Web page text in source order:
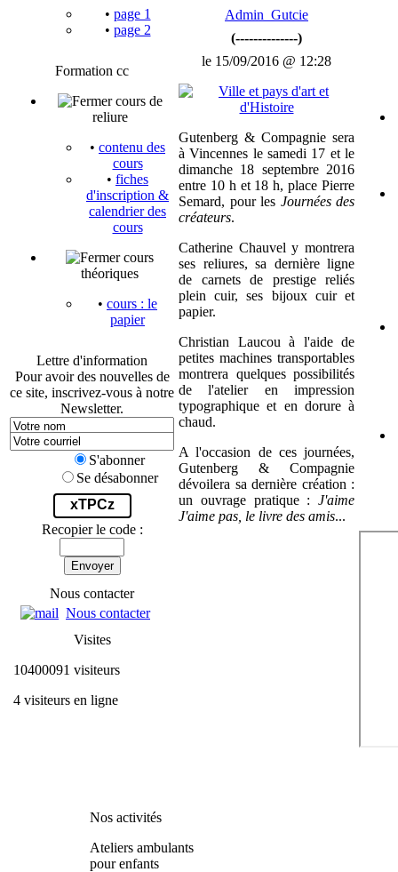
• page 1
• page 2
Formation cc
cours de
reliure
• contenu des
cours
• fiches
d'inscription &
calendrier des
cours
cours
théoriques
• cours : le
papier
Lettre d'information
Pour avoir des nouvelles de
ce site, inscrivez-vous à notre
Newsletter.
S'abonner
Se désabonner
xTPCz
Recopier le code :
Envoyer
Nous contacter
Nous contacter
Visites
10400091 visiteurs
4 visiteurs en ligne
Admin_Gutcie
(--------------)
le 15/09/2016 @ 12:28
Gutenberg & Compagnie sera
à Vincennes le samedi 17 et le
dimanche 18 septembre 2016
entre 10 h et 18 h, place Pierre
Semard, pour les Journées des
créateurs.
Catherine Chauvel y montrera
ses reliures, sa dernière ligne
de carnets de prestige reliés
plein cuir, ses bijoux cuir et
papier.
Christian Laucou à l'aide de
petites machines transportables
montrera quelques possibilités
de l'atelier en impression
typographique et en dorure à
chaud.
A l'occasion de ces journées,
Gutenberg & Compagnie
dévoilera sa dernière création :
un ouvrage pratique : J'aime
J'aime pas, le livre des amis...
Nos activités
Ateliers ambulants
pour enfants